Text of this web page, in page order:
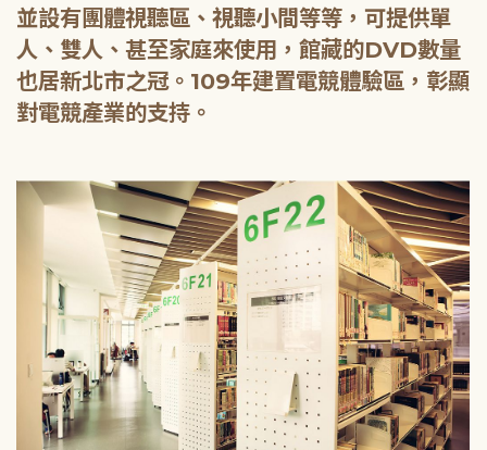
並設有團體視聽區、視聽小間等等，可提供單
人、雙人、甚至家庭來使用，館藏的DVD數量
也居新北市之冠。109年建置電競體驗區，彰顯
對電競產業的支持。